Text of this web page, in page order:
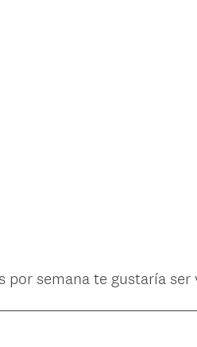
por semana te gustaría